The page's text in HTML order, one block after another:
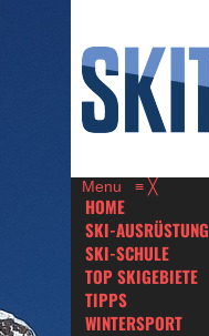
Menu ≡ ╳
HOME
SKI-AUSRÜSTUNG
SKI-SCHULE
TOP SKIGEBIETE
TIPPS
WINTERSPORT